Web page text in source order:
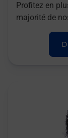
Profitez en
majorité de